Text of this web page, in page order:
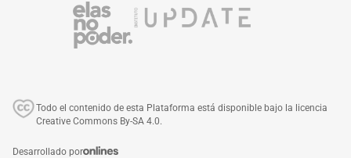
Todo el contenido de esta Plataforma está disponible bajo la licencia
Creative Commons By-SA 4.0.
Desarrollado por